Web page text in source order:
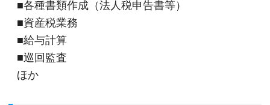
■各種書類作成（法人税申告書等）
■資産税業務
■給与計算
■巡回監査
ほか